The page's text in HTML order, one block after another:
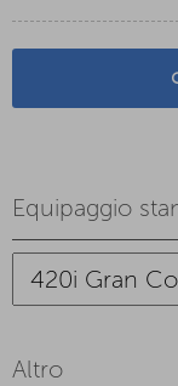
Equipaggio
Altro